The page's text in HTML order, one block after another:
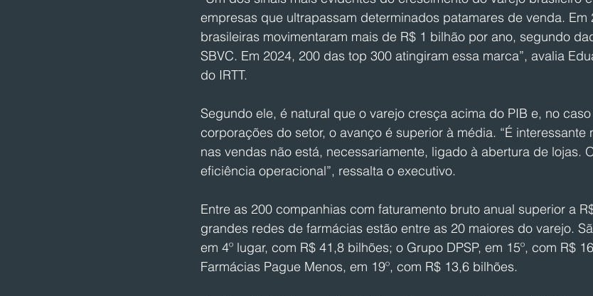
empresas que ultrapassam determinados patamares de venda. Em
brasileiras movimentaram mais de R$ 1 bilhão por ano, segundo
SBVC. Em 2024, 200 das top 300 atingiram essa marca”, avalia
do IRTT.
Segundo ele, é natural que o varejo cresça acima do PIB e, no
corporações do setor, o avanço é superior à média. “É interessante
nas vendas não está, necessariamente, ligado à abertura de lojas.
eficiência operacional”, ressalta o executivo.
Entre as 200 companhias com faturamento bruto anual superior a
grandes redes de farmácias estão entre as 20 maiores do varejo.
em 4º lugar, com R$ 41,8 bilhões; o Grupo DPSP, em 15º, com R$
Farmácias Pague Menos, em 19º, com R$ 13,6 bilhões.